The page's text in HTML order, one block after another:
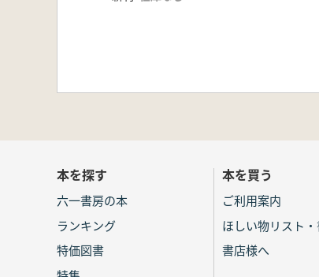
本を探す
六一書房の本
ランキング
特価図書
本を買う
ご利用案内
ほしい物リスト
書店様へ